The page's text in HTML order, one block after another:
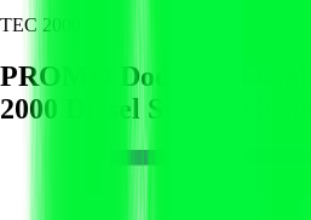
TEC 2000
PROMO Dodatek do
2000 Diesel System